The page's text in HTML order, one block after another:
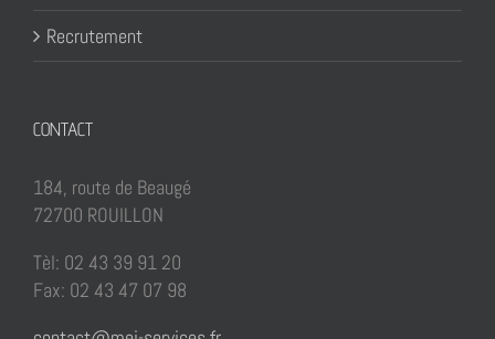
Recrutement
CONTACT
184, route de Beaugé
72700 ROUILLON
Tèl: 02 43 39 91 20
Fax: 02 43 47 07 98